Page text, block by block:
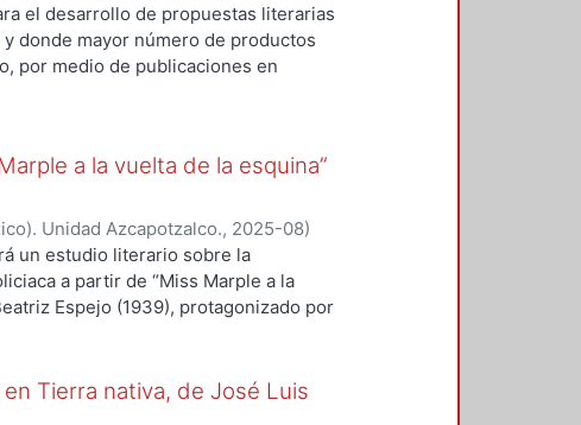
el desarrollo de propuestas literarias
donde mayor número de productos
por medio de publicaciones en
cuentos de escritores mexicanos
forma específica, se buscará
con los que los autores
dentro de alguno de los
hipótesis que guiará este trabajo
lucha libre presenta variaciones y
el tema se ha modificado conforme al
a la vuelta de la esquina”
Unidad Azcapotzalco., 2025-08)
un estudio literario sobre la
a partir de “Miss Marple a la
Espejo (1939), protagonizado por
de narrativa policiaca, se hará
esta línea narrativa y se recurrirá a
del género policiaco. Mas
Tierra nativa, de José Luis